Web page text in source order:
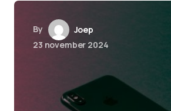
By
Joep
23 november 2024